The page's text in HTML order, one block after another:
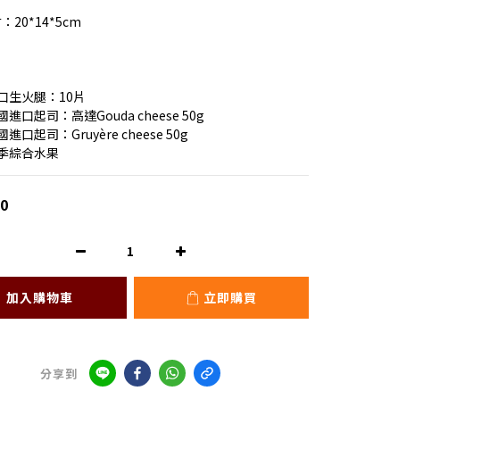
20*14*5cm
生火腿：10片
國進口起司：高達Gouda cheese 50g
國進口起司：Gruyère cheese 50g
綜合水果
加入購物車 立即購買
分享到